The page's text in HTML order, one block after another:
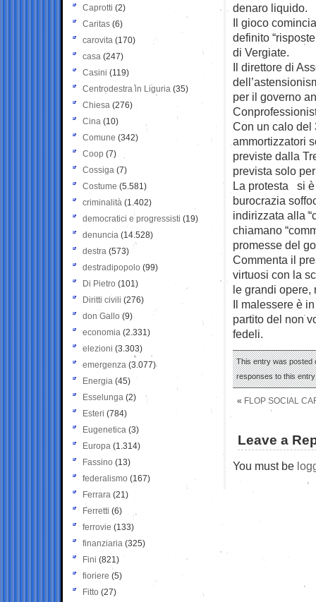
denaro liquido.
Il gioco
definito
di Vergiate.
Il direttore di
per il governo
Con un calo del
ammortizzatori
previste dalla
prevista solo
La protesta si è
burocrazia
indirizzata alla
chiamano
promesse del
Commenta il
virtuosi con la
le grandi opere,
Il malessere è
partito del non
fedeli.
This entry was posted
responses to this
« FLOP SOCIAL
Leave a
You must be
Caprotti (2)
Caritas (6)
carovita (170)
casa (247)
Casini (119)
Centrodestra in Liguria (35)
Chiesa (276)
Cina (10)
Comune (342)
Coop (7)
Cossiga (7)
Costume (5.581)
criminalità (1.402)
democratici e progressisti (19)
denuncia (14.528)
destra (573)
destradipopolo (99)
Di Pietro (101)
Diritti civili (276)
don Gallo (9)
economia (2.331)
elezioni (3.303)
emergenza (3.077)
Energia (45)
Esselunga (2)
Esteri (784)
Eugenetica (3)
Europa (1.314)
Fassino (13)
federalismo (167)
Ferrara (21)
Ferretti (6)
ferrovie (133)
finanziaria (325)
Fini (821)
fioriere (5)
Fitto (27)